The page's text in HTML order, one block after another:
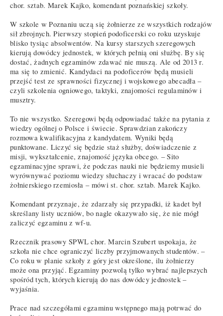
chor. sztab. Marek Kajko, komendant poznańskiej szkoły.
W szkole w Poznaniu uczą się żołnierze ze wszystkich rodzajów
sił zbrojnych. Pierwszy stopień podoficerski co roku uzyskuje
blisko tysiąc absolwentów. Na kursy starszych szeregowych
kierują dowódcy jednostek, w których pełnią oni służbę. By się
dostać, żadnych egzaminów zdawać nie muszą. Ale od 2013 r.
ma się to zmienić. Kandydaci na podoficerów będą musieli
przejść test ze sprawności fizycznej i wojskowego abecadła –
czyli szkolenia ogniowego, taktyki, znajomości regulaminów i
musztry.
To nie wszystko. Szeregowi będą odpowiadać także na pytania z
wiedzy ogólnej o Polsce i świecie. Sprawdzian zakończy
rozmowa kwalifikacyjna z kandydatem. Wyniki będą
punktowane. Liczyć się będzie staż służby, doświadczenie z
misji, wykształcenie, znajomość języka obcego. – Sito
egzaminacyjne sprawi, że podczas nauki nie będziemy musieli
wyrównywać poziomu wiedzy słuchaczy i wracać do podstaw
żołnierskiego rzemiosła – mówi st. chor. sztab. Marek Kajko.
Komendant przyznaje, że zdarzały się przypadki, iż kadet był
skreślany listy uczniów, bo nagle okazywało się, że nie mógł
zaliczyć egzaminu z wf-u.
Rzecznik prasowy SPWL chor. Marcin Szubert uspokaja, że
szkoła nie chce ograniczyć liczby przyjmowanych studentów. –
Co roku w planie szkoły z góry jest określone, ilu żołnierzy
może ona przyjąć. Egzaminy pozwolą tylko wybrać najlepszych
spośród tych, których kierują do nas dowódcy jednostek –
wyjaśnia.
Prace nad szczegółami egzaminu wstępnego mają potrwać do